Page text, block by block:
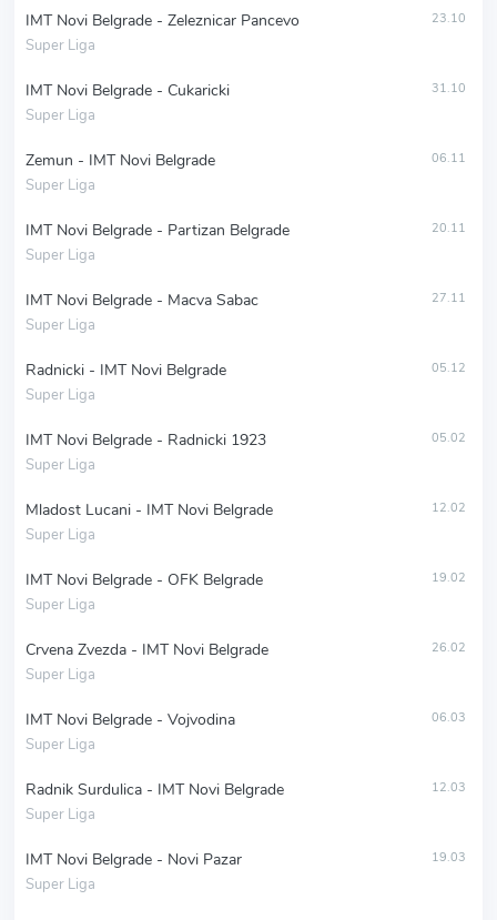
IMT Novi Belgrade - Zeleznicar Pancevo
Super Liga
23.10
IMT Novi Belgrade - Cukaricki
Super Liga
31.10
Zemun - IMT Novi Belgrade
Super Liga
06.11
IMT Novi Belgrade - Partizan Belgrade
Super Liga
20.11
IMT Novi Belgrade - Macva Sabac
Super Liga
27.11
Radnicki - IMT Novi Belgrade
Super Liga
05.12
IMT Novi Belgrade - Radnicki 1923
Super Liga
05.02
Mladost Lucani - IMT Novi Belgrade
Super Liga
12.02
IMT Novi Belgrade - OFK Belgrade
Super Liga
19.02
Crvena Zvezda - IMT Novi Belgrade
Super Liga
26.02
IMT Novi Belgrade - Vojvodina
Super Liga
06.03
Radnik Surdulica - IMT Novi Belgrade
Super Liga
12.03
IMT Novi Belgrade - Novi Pazar
Super Liga
19.03